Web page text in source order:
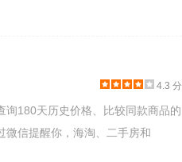
4.3 分
询180天历史价格、比较同款商品的
微信提醒你，海淘、二手房和